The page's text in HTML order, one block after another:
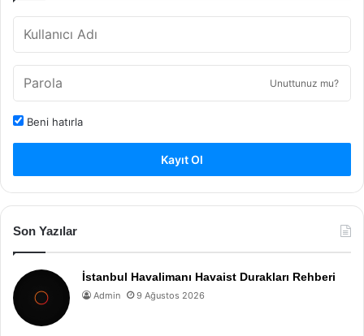
Unuttunuz mu?
Beni hatırla
Kayıt Ol
Son Yazılar
İstanbul Havalimanı Havaist Durakları Rehberi
Admin 9 Ağustos 2026